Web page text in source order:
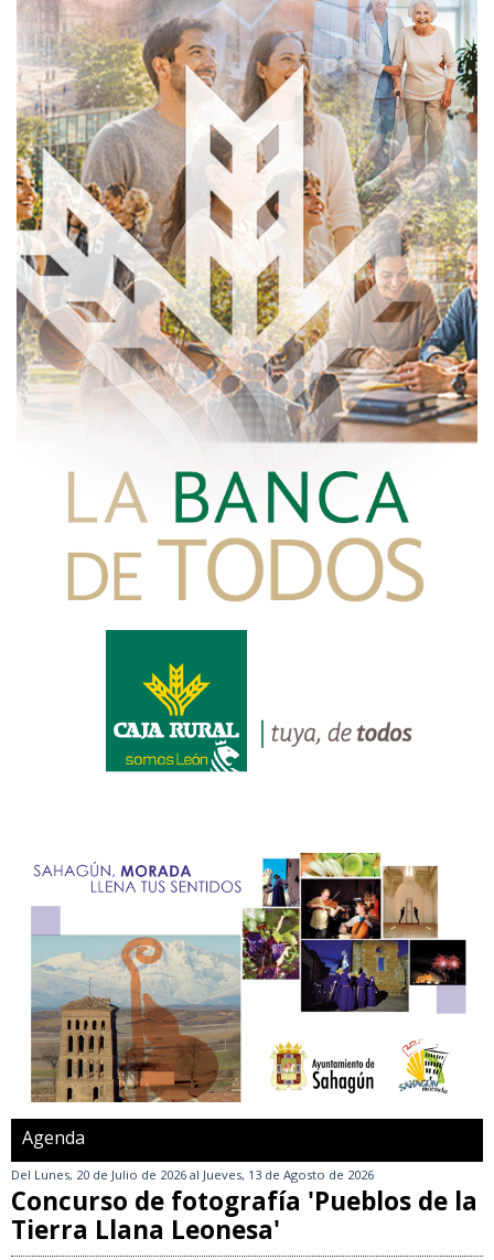
Agenda
Del Lunes, 20 de Julio de 2026 al Jueves, 13 de Agosto de 2026
Concurso de fotografía 'Pueblos de la
Tierra Llana Leonesa'